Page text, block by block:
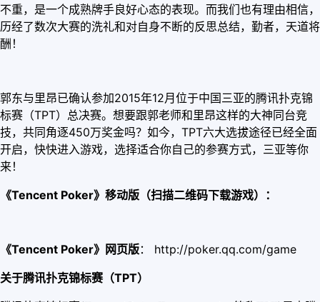
不重，是一个成熟牌手良好心态的表现。而我们也有理由相信，
历经了数次大赛的洗礼和对自身不断的反思总结，勤者，天道将
酬！
郭东与里昂已确认参加2015年12月位于中国三亚的腾讯扑克锦
标赛（TPT）总决赛。想要跟郭老师和里昂这样的大神同台竞
技，共同角逐450万奖金吗？如今，TPT六大选拔途径已经全面
开启，快快进入游戏，选择适合你自己的参赛方式，三亚等你
来！
《Tencent Poker》移动版（扫描二维码下载游戏）：
《Tencent Poker》网页版：
http://poker.qq.com/game
关于腾讯扑克锦标赛（TPT）